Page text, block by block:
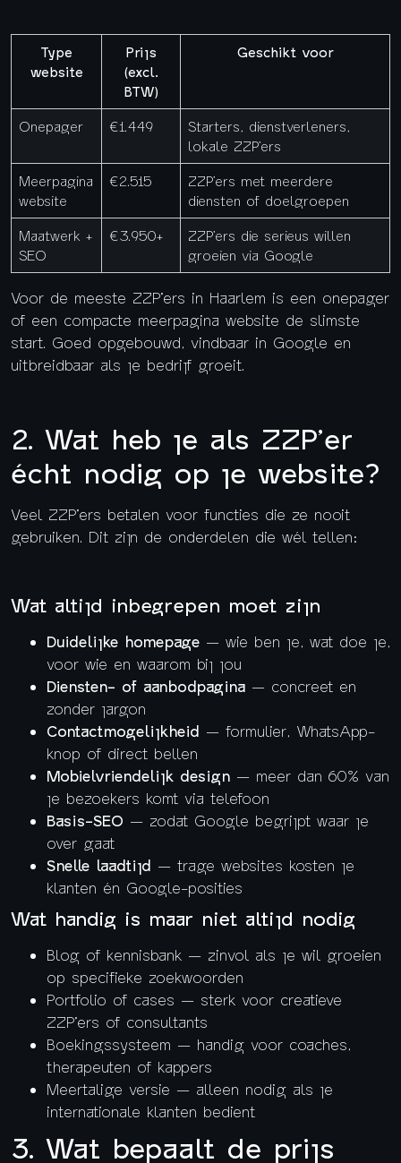
Type
website
Prijs
(excl.
BTW)
Geschikt voor
Onepager €1.449
Starters, dienstverleners,
lokale ZZP’ers
Meerpagina
website
€2.515
ZZP’ers met meerdere
diensten of doelgroepen
Maatwerk +
SEO
€3.950+
ZZP’ers die serieus willen
groeien via Google
Voor de meeste ZZP’ers in Haarlem is een onepager
of een compacte meerpagina website de slimste
start. Goed opgebouwd, vindbaar in Google en
uitbreidbaar als je bedrijf groeit.
2. Wat heb je als ZZP’er
écht nodig op je website?
Veel ZZP’ers betalen voor functies die ze nooit
gebruiken. Dit zijn de onderdelen die wél tellen:
Wat altijd inbegrepen moet zijn
Duidelijke homepage — wie ben je, wat doe je,
voor wie en waarom bij jou
Diensten- of aanbodpagina — concreet en
zonder jargon
Contactmogelijkheid — formulier, WhatsApp-
knop of direct bellen
Mobielvriendelijk design — meer dan 60% van
je bezoekers komt via telefoon
Basis-SEO — zodat Google begrijpt waar je
over gaat
Snelle laadtijd — trage websites kosten je
klanten én Google-posities
Wat handig is maar niet altijd nodig
Blog of kennisbank — zinvol als je wil groeien
op specifieke zoekwoorden
Portfolio of cases — sterk voor creatieve
ZZP’ers of consultants
Boekingssysteem — handig voor coaches,
therapeuten of kappers
Meertalige versie — alleen nodig als je
internationale klanten bedient
3. Wat bepaalt de prijs